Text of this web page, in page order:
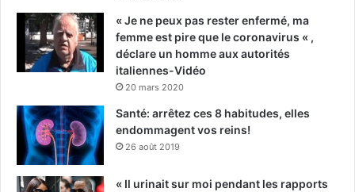
« Je ne peux pas rester enfermé, ma
femme est pire que le coronavirus « ,
déclare un homme aux autorités
italiennes-Vidéo
20 mars 2020
Santé: arrêtez ces 8 habitudes, elles
endommagent vos reins!
26 août 2019
« Il urinait sur moi pendant les rapports